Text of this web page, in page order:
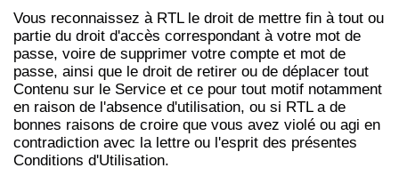
Vous reconnaissez à RTL le droit de mettre fin à tout ou
partie du droit d'accès correspondant à votre mot de
passe, voire de supprimer votre compte et mot de
passe, ainsi que le droit de retirer ou de déplacer tout
Contenu sur le Service et ce pour tout motif notamment
en raison de l'absence d'utilisation, ou si RTL a de
bonnes raisons de croire que vous avez violé ou agi en
contradiction avec la lettre ou l'esprit des présentes
Conditions d'Utilisation.